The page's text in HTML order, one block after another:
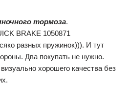
тормоза.
BRAKE 1050871
разных пружинок))). И тут
Два покупать не нужно.
хорошего качества без